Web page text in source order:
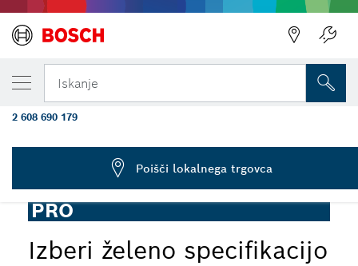
Iskanje
PRO
Izberi želeno specifikacijo
TRENUTNO IZBRANA RAZLIČICA
Karbidno teptalo PRO SDS max-5C, 50 x 50
mm
2 608 690 179
Poišči lokalnega trgovca